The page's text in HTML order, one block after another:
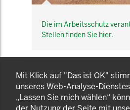
Die im Arbeitsschutz
Stellen finden Sie hier.
KOMNET
GUT
ARBEITEN.
Mit Klick auf "Das ist OK"
unseres Web-Analyse-
„Lassen Sie mich wählen“